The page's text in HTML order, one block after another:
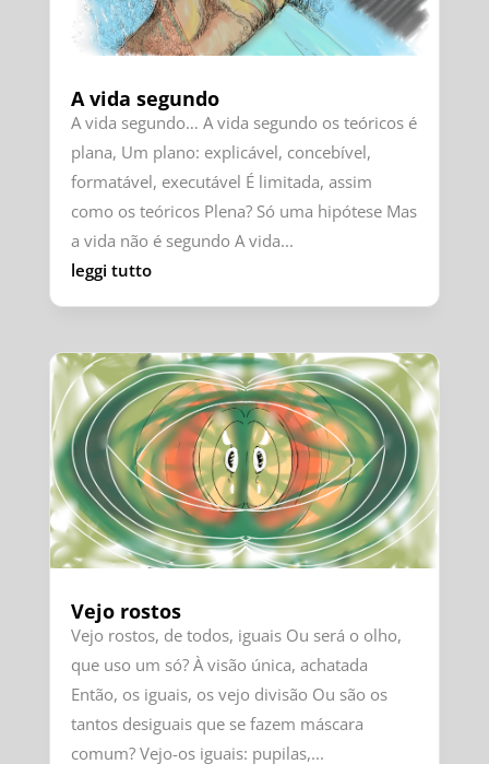
A vida segundo
A vida segundo… A vida segundo os teóricos é
plana, Um plano: explicável, concebível,
formatável, executável É limitada, assim
como os teóricos Plena? Só uma hipótese Mas
a vida não é segundo A vida...
leggi tutto
Vejo rostos
Vejo rostos, de todos, iguais Ou será o olho,
que uso um só? À visão única, achatada
Então, os iguais, os vejo divisão Ou são os
tantos desiguais que se fazem máscara
comum? Vejo-os iguais: pupilas,...